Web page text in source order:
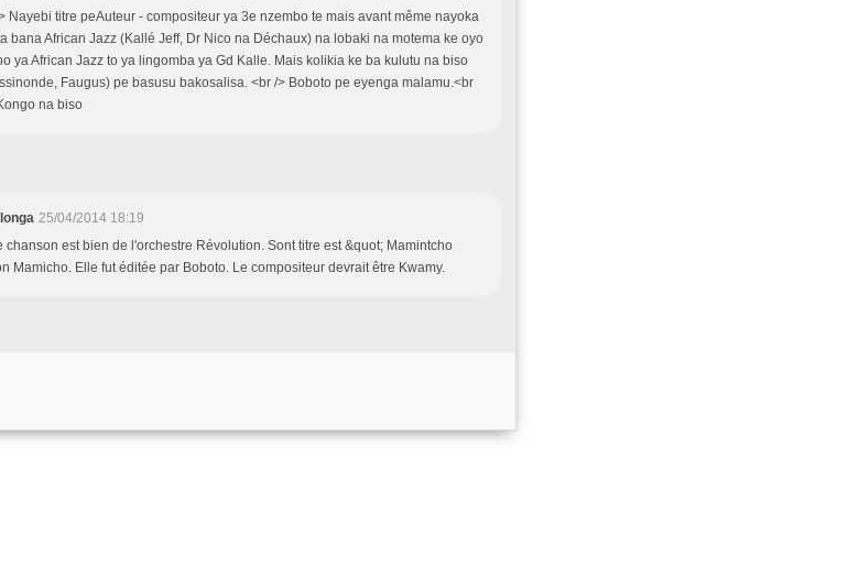
Nayebi titre peAuteur - compositeur ya 3e nzembo te mais avant même nayoka
bana African Jazz (Kallé Jeff, Dr Nico na Déchaux) na lobaki na motema ke oyo
ya African Jazz to ya lingomba ya Gd Kalle. Mais kolikia ke ba kulutu na biso
Faugus) pe basusu bakosalisa. <br /> Boboto pe eyenga malamu.<br
na biso
25/04/2014 18:19
chanson est bien de l'orchestre Révolution. Sont titre est &quot; Mamintcho
Mamicho. Elle fut éditée par Boboto. Le compositeur devrait être Kwamy.